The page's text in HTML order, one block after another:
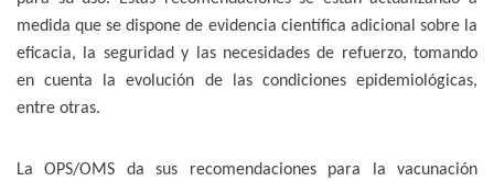
medida que se dispone de evidencia científica adicional sobre la
eficacia, la seguridad y las necesidades de refuerzo, tomando
en cuenta la evolución de las condiciones epidemiológicas,
entre otras.
La OPS/OMS da sus recomendaciones para la vacunación